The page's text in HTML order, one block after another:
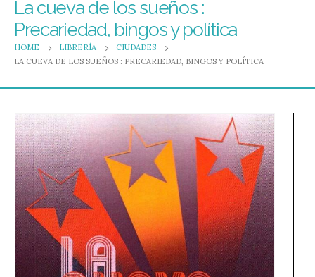
La cueva de los sueños :
Precariedad, bingos y política
HOME LIBRERÍA
CIUDADES
LA CUEVA DE LOS SUEÑOS : PRECARIEDAD, BINGOS Y POLÍTICA